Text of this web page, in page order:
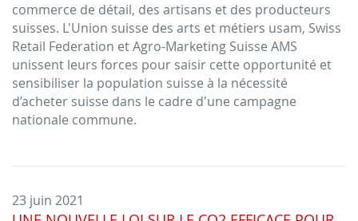
commerce de détail, des artisans et des producteurs
suisses. L'Union suisse des arts et métiers usam, Swiss
Retail Federation et Agro-Marketing Suisse AMS
unissent leurs forces pour saisir cette opportunité et
sensibiliser la population suisse à la nécessité
d’acheter suisse dans le cadre d'une campagne
nationale commune.
23 juin 2021